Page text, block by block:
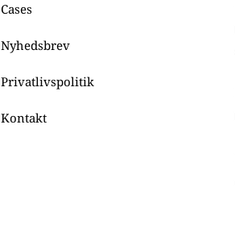
Cases
Nyhedsbrev
Privatlivspolitik
Kontakt